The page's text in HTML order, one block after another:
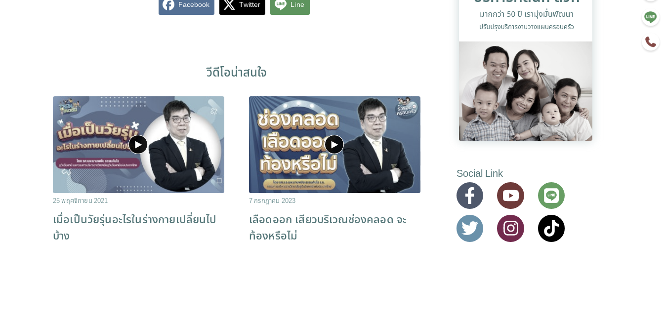
Facebook Twitter Line
วีดีโอน่าสนใจ
25 พฤศจิกายน 2021
เมื่อเป็นวัยรุ่นอะไรในร่างกายเปลี่ยนไป
บ้าง
7 กรกฎาคม 2023
เลือดออก เสียวบริเวณช่องคลอด จะ
ท้องหรือไม่
Social Link